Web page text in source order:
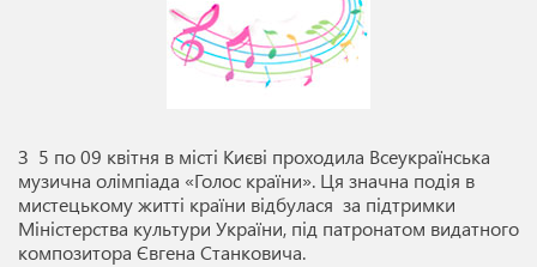
З 5 по 09 квітня в місті Києві проходила Всеукраїнська
музична олімпіада «Голос країни». Ця значна подія в
мистецькому житті країни відбулася за підтримки
Міністерства культури України, під патронатом видатного
композитора Євгена Станковича.